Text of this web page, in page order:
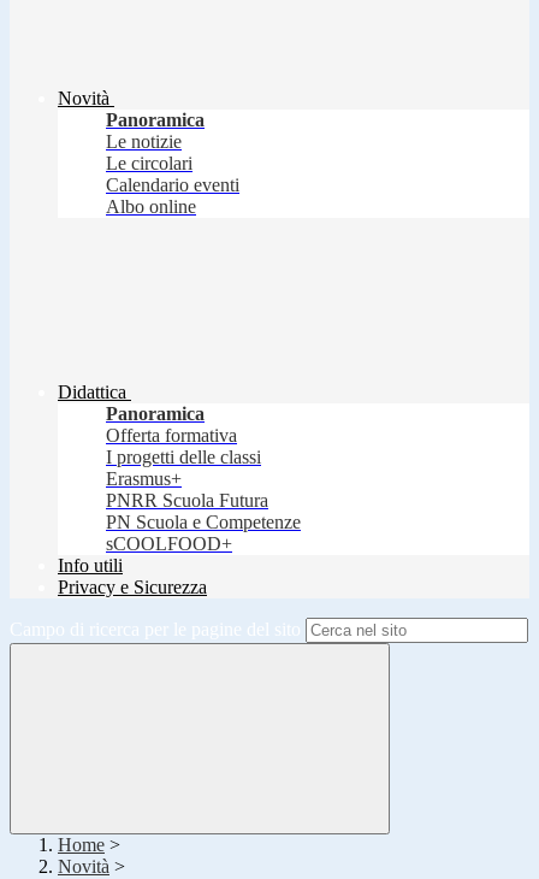
Novità
Panoramica
Le notizie
Le circolari
Calendario eventi
Albo online
Didattica
Panoramica
Offerta formativa
I progetti delle classi
Erasmus+
PNRR Scuola Futura
PN Scuola e Competenze
sCOOLFOOD+
Info utili
Privacy e Sicurezza
Campo di ricerca per le pagine del sito
Home >
Novità >